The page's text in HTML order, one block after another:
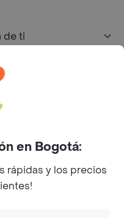
de ti
Instagram
en Bogotá:
rápidas y los precios